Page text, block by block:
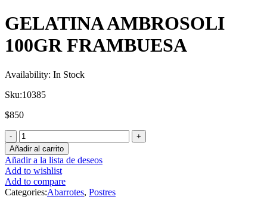
GELATINA AMBROSOLI
100GR FRAMBUESA
Availability: In Stock
Sku:10385
$850
Añadir al carrito
Añadir a la lista de deseos
Add to wishlist
Add to compare
Categories:Abarrotes, Postres